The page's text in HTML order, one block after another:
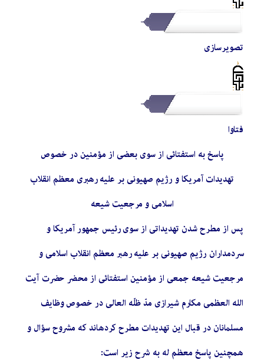
تصویرسازی
فتاوا
پاسخ به استفتائی از سوی بعضی از مؤمنین در خصوص
تهدیدات آمریکا و رژیم صهیونی بر علیه رهبری معظم انقلاب
اسلامی و مرجعیت شیعه
پس از مطرح شدن تهدیداتی از سوی رئیس جمهور آمریکا و
سردمداران رژیم صهیونی بر علیه رهبر معظم انقلاب اسلامی و
مرجعیت شیعه جمعی از مؤمنین استفتائی از محضر حضرت آیت
الله العظمی مکارم شیرازی مدّ ظلّه العالی در خصوص وظایف
مسلمانان در قبال این تهدیدات مطرح کردهاند که مشروح سؤال و
همچنین پاسخ معظم له به شرح زیر است: